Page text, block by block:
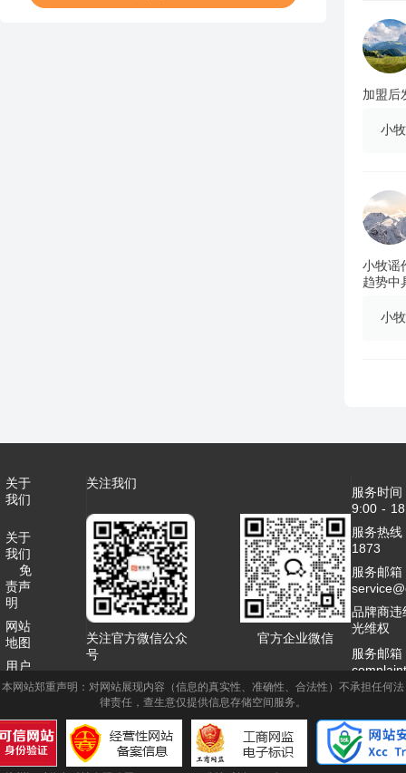
加盟后
小
小牧谣
趋势中
小
关于
我们
关于
我们
免
责声
明
网站
地图
用户
协议
我们
网站
标签
关注我们
关注官方微信公众
号
官方企业微信
服务时
9:00 -
服务热
1873
服务邮箱
品牌商违
光维权
服务邮箱
客服QQ
商务合作
本网站郑重声明：对网站展现内容（信息的真实性、准确性、合法性）不承担任何法
律责任，查生意仅提供信息存储空间服务。